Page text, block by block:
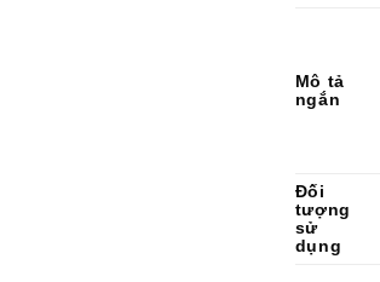
Mô tả
ngắn
Đối
tượng
sử
dụng